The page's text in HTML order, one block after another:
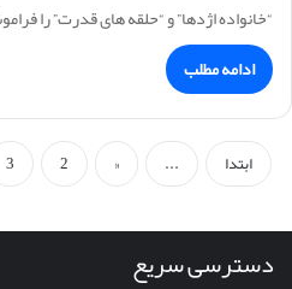
“خانواده اژدها” و “حلقه های قدرت” را
ادامه مطلب
ابتدا ...
«
2
3
دسترسی سریع